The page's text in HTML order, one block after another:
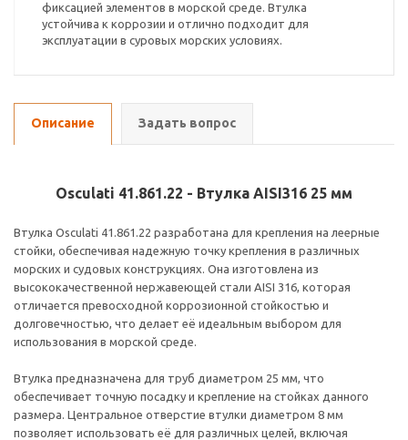
фиксацией элементов в морской среде. Втулка
устойчива к коррозии и отлично подходит для
эксплуатации в суровых морских условиях.
Описание Задать вопрос
Osculati 41.861.22 - Втулка AISI316 25 мм
Втулка Osculati 41.861.22 разработана для крепления на леерные
стойки, обеспечивая надежную точку крепления в различных
морских и судовых конструкциях. Она изготовлена из
высококачественной нержавеющей стали AISI 316, которая
отличается превосходной коррозионной стойкостью и
долговечностью, что делает её идеальным выбором для
использования в морской среде.
Втулка предназначена для труб диаметром 25 мм, что
обеспечивает точную посадку и крепление на стойках данного
размера. Центральное отверстие втулки диаметром 8 мм
позволяет использовать её для различных целей, включая